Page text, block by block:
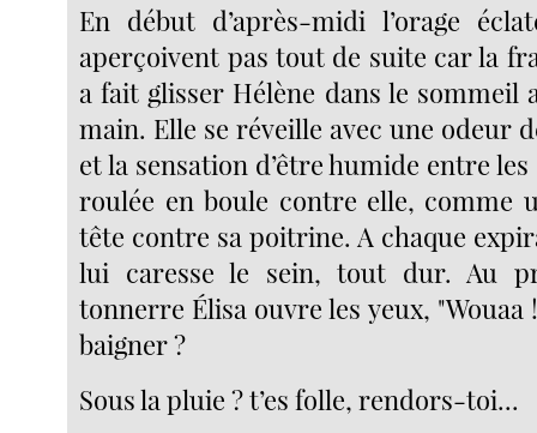
En début d’après-midi l’orage
aperçoivent pas tout de suite car la
a fait glisser Hélène dans le sommeil
main. Elle se réveille avec une odeur
et la sensation d’être humide entre les
roulée en boule contre elle, comme
tête contre sa poitrine. A chaque
lui caresse le sein, tout dur. Au
tonnerre Élisa ouvre les yeux, "Wouaa
baigner ?
Sous la pluie ? t’es folle, rendors-toi...